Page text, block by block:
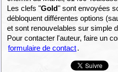
Les clefs "Gold" sont envoyées
débloquent différentes options
et sont renouvelables sur simple
Pour contacter l'auteur, faire un
formulaire de contact.